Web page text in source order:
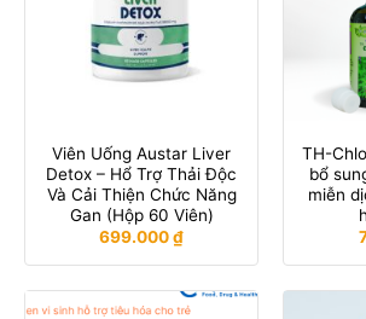
Viên Uống Austar Liver
Detox – Hổ Trợ Thải Độc
Và Cải Thiện Chức Năng
Gan (Hộp 60 Viên)
699.000₫
TH-
bổ
miễn